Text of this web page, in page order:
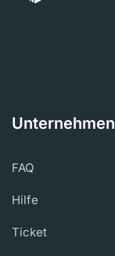
Unternehmen
FAQ
Hilfe
Ticket